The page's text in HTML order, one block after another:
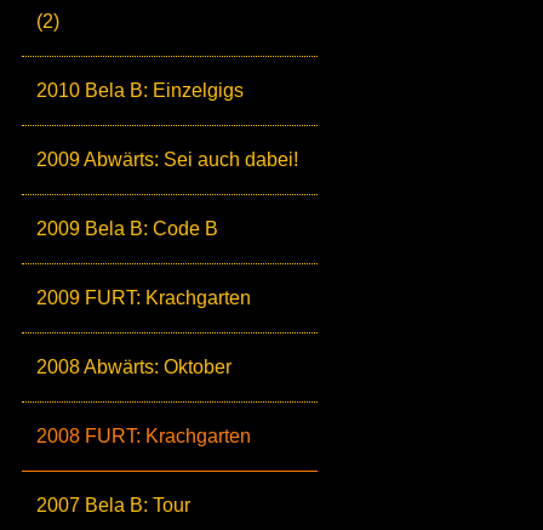
(2)
2010 Bela B: Einzelgigs
2009 Abwärts: Sei auch dabei!
2009 Bela B: Code B
2009 FURT: Krachgarten
2008 Abwärts: Oktober
2008 FURT: Krachgarten
2007 Bela B: Tour